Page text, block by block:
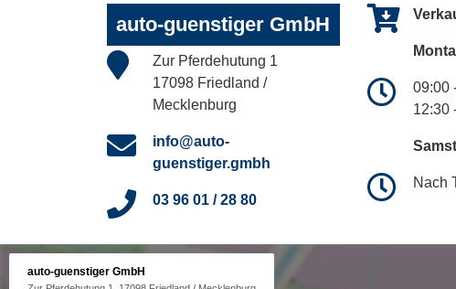
auto-guenstiger GmbH
Zur Pferdehutung 1
17098 Friedland /
Mecklenburg
info@auto-
guenstiger.gmbh
03 96 01 / 28 80
09:00
12:30
Nach
auto-guenstiger GmbH